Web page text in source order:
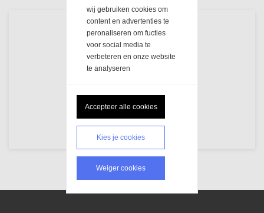
wij gebruiken cookies om
content en advertenties te
peronaliseren om fucties
voor social media te
verbeteren en onze website
te analyseren
Accepteer alle cookies
Kies je cookies
Weiger cookies